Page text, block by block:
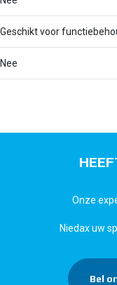
Geschikt voor
Nee
Onze
Niedax uw
Bel